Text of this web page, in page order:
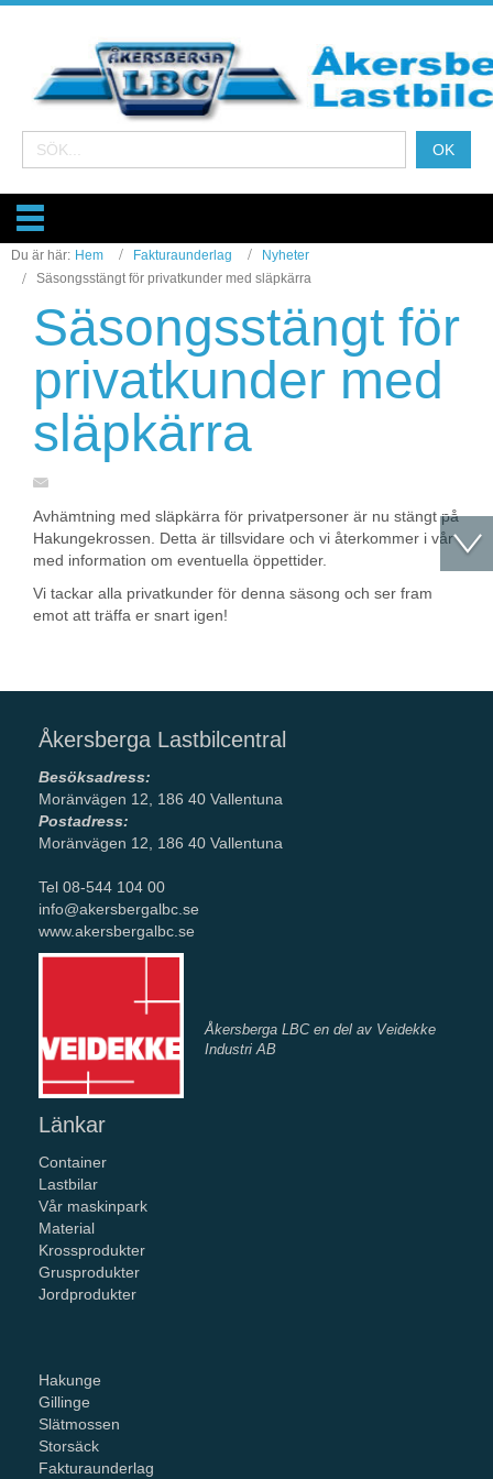
Du är här: Hem Fakturaunderlag
Nyheter
Säsongsstängt för privatkunder med släpkärra
Säsongsstängt för
privatkunder med
släpkärra
Avhämtning med släpkärra för privatpersoner är nu stängt på
Hakungekrossen. Detta är tillsvidare och vi återkommer i vår
med information om eventuella öppettider.
Vi tackar alla privatkunder för denna säsong och ser fram
emot att träffa er snart igen!
Åkersberga Lastbilcentral
Besöksadress:
Moränvägen 12, 186 40 Vallentuna
Postadress:
Moränvägen 12, 186 40 Vallentuna
Tel 08-544 104 00
info@akersbergalbc.se
www.akersbergalbc.se
Åkersberga LBC en del av Veidekke
Industri AB
Länkar
Container
Lastbilar
Vår maskinpark
Material
Krossprodukter
Grusprodukter
Jordprodukter
Hakunge
Gillinge
Slätmossen
Storsäck
Fakturaunderlag